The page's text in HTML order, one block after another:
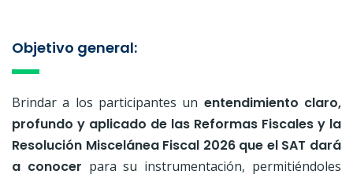
Objetivo general:
Brindar a los participantes un entendimiento claro,
profundo y aplicado de las Reformas Fiscales y la
Resolución Miscelánea Fiscal 2026 que el SAT dará
a conocer para su instrumentación, permitiéndoles